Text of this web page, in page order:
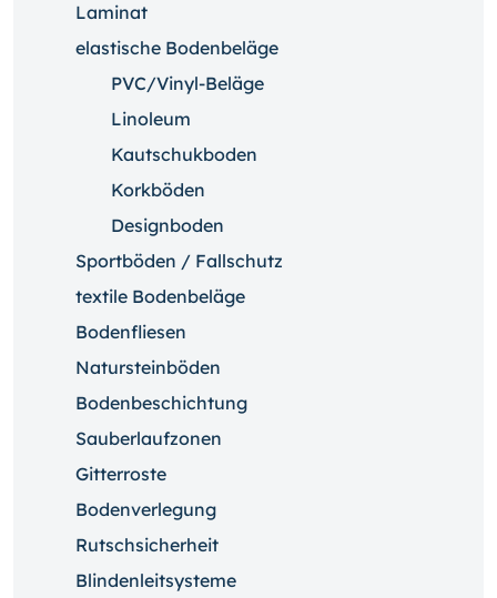
Laminat
elastische Bodenbeläge
PVC/Vinyl-Beläge
Linoleum
Kautschukboden
Korkböden
Designboden
Sportböden / Fallschutz
textile Bodenbeläge
Bodenfliesen
Natursteinböden
Bodenbeschichtung
Sauberlaufzonen
Gitterroste
Bodenverlegung
Rutschsicherheit
Blindenleitsysteme